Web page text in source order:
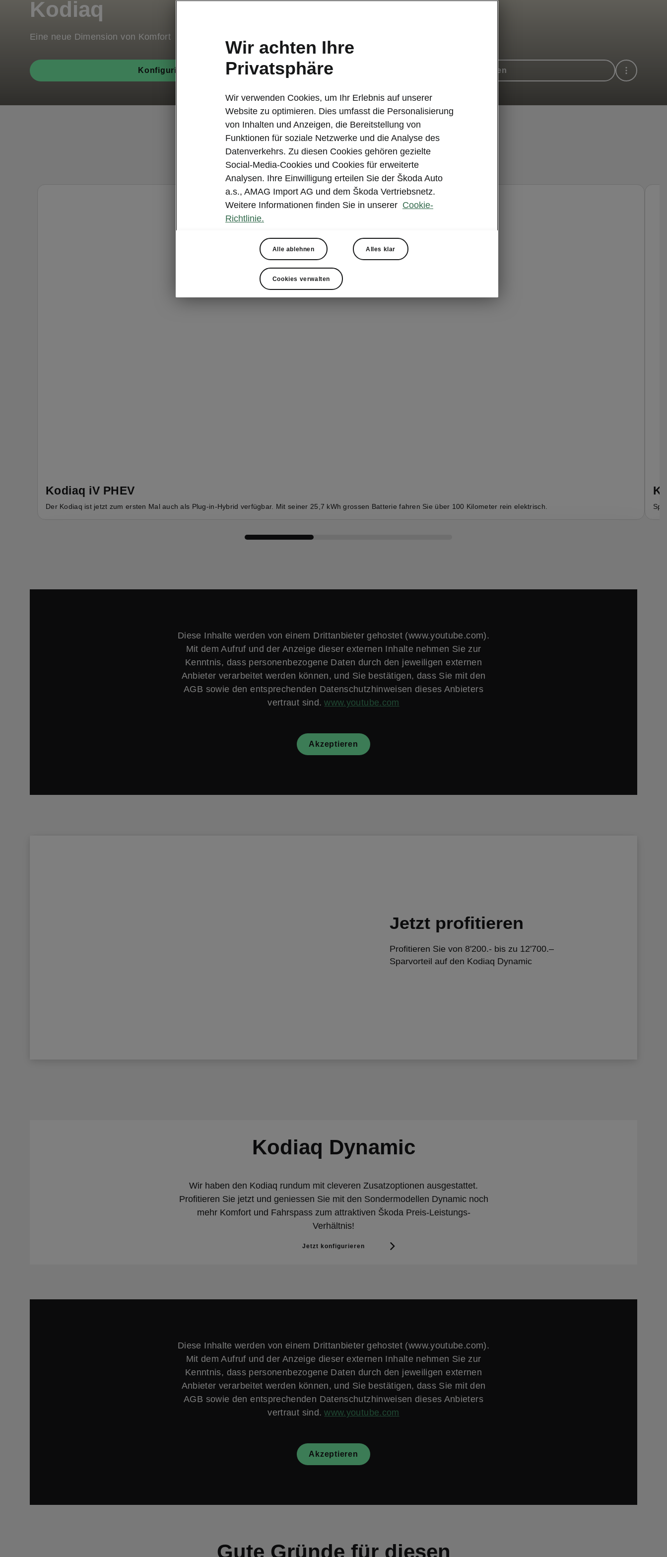
Kodiaq
Eine neue Dimension von Komfort
Konfigurieren Probefahrt vereinbaren
Modellvarianten
Kodiaq iV PHEV
Der Kodiaq ist jetzt zum ersten Mal auch als Plug-in-Hybrid verfügbar. Mit seiner 25,7 kWh grossen Batterie fahren Sie über 100 Kilometer rein elektrisch.
Diese Inhalte werden von einem Drittanbieter gehostet (www.youtube.com).
Mit dem Aufruf und der Anzeige dieser externen Inhalte nehmen Sie zur
Kenntnis, dass personenbezogene Daten durch den jeweiligen externen
Anbieter verarbeitet werden können, und Sie bestätigen, dass Sie mit den
AGB sowie den entsprechenden Datenschutzhinweisen dieses Anbieters
vertraut sind. www.youtube.com
Akzeptieren
Jetzt profitieren
Profitieren Sie von 8'200.- bis zu 12'700.–
Sparvorteil auf den Kodiaq Dynamic
Kodiaq Dynamic
Wir haben den Kodiaq rundum mit cleveren Zusatzoptionen ausgestattet.
Profitieren Sie jetzt und geniessen Sie mit den Sondermodellen Dynamic noch
mehr Komfort und Fahrspass zum attraktiven Škoda Preis-Leistungs-
Verhältnis!
Jetzt konfigurieren
Diese Inhalte werden von einem Drittanbieter gehostet (www.youtube.com).
Mit dem Aufruf und der Anzeige dieser externen Inhalte nehmen Sie zur
Kenntnis, dass personenbezogene Daten durch den jeweiligen externen
Anbieter verarbeitet werden können, und Sie bestätigen, dass Sie mit den
AGB sowie den entsprechenden Datenschutzhinweisen dieses Anbieters
vertraut sind. www.youtube.com
Akzeptieren
Gute Gründe für diesen
Wir achten Ihre
Privatsphäre
Wir verwenden Cookies, um Ihr Erlebnis auf unserer
Website zu optimieren. Dies umfasst die Personalisierung
von Inhalten und Anzeigen, die Bereitstellung von
Funktionen für soziale Netzwerke und die Analyse des
Datenverkehrs. Zu diesen Cookies gehören gezielte
Social-Media-Cookies und Cookies für erweiterte
Analysen. Ihre Einwilligung erteilen Sie der Škoda Auto
a.s., AMAG Import AG und dem Škoda Vertriebsnetz.
Weitere Informationen finden Sie in unserer Cookie-
Richtlinie.
Alle ablehnen Alles klar
Cookies verwalten